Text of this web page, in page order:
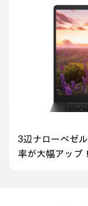
3辺ナローベゼ
率が大幅アップ！